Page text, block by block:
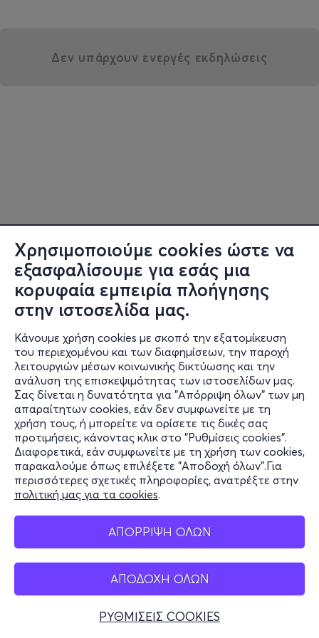
Χρησιμοποιούμε cookies ώστε να
εξασφαλίσουμε για εσάς μια
κορυφαία εμπειρία πλοήγησης
στην ιστοσελίδα μας.
Κάνουμε χρήση cookies με σκοπό την εξατομίκευση
του περιεχομένου και των διαφημίσεων, την παροχή
λειτουργιών μέσων κοινωνικής δικτύωσης και την
ανάλυση της επισκεψιμότητας των ιστοσελίδων μας.
Σας δίνεται η δυνατότητα για "Απόρριψη όλων" των μη
απαραίτητων cookies, εάν δεν συμφωνείτε με τη
χρήση τους, ή μπορείτε να ορίσετε τις δικές σας
προτιμήσεις, κάνοντας κλικ στο "Ρυθμίσεις cookies".
Διαφορετικά, εάν συμφωνείτε με τη χρήση των cookies,
παρακαλούμε όπως επιλέξετε "Αποδοχή όλων".Για
περισσότερες σχετικές πληροφορίες, ανατρέξτε στην
πολιτική μας για τα cookies.
ΑΠΟΡΡΙΨΗ ΟΛΩΝ
ΑΠΟΔΟΧΗ ΟΛΩΝ
ΡΥΘΜΙΣΕΙΣ COOKIES
Δεν υπάρχουν ενεργές εκδηλώσεις